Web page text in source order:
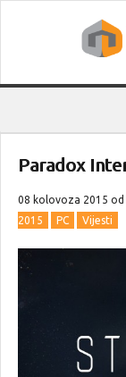
Paradox
08 kolovoza 2015 od
2015
PC Vijesti